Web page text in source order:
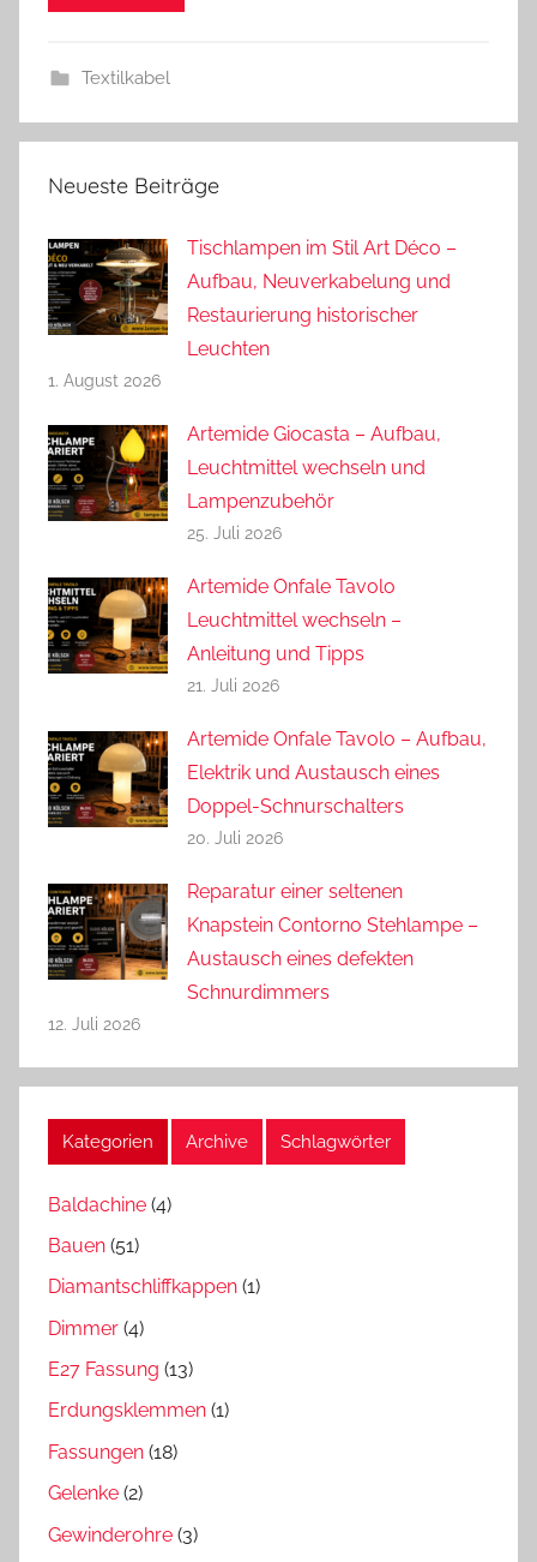
Textilkabel
Neueste Beiträge
Tischlampen im Stil Art Déco –
Aufbau, Neuverkabelung und
Restaurierung historischer
Leuchten
1. August 2026
Artemide Giocasta – Aufbau,
Leuchtmittel wechseln und
Lampenzubehör
25. Juli 2026
Artemide Onfale Tavolo
Leuchtmittel wechseln –
Anleitung und Tipps
21. Juli 2026
Artemide Onfale Tavolo – Aufbau,
Elektrik und Austausch eines
Doppel-Schnurschalters
20. Juli 2026
Reparatur einer seltenen
Knapstein Contorno Stehlampe –
Austausch eines defekten
Schnurdimmers
12. Juli 2026
Kategorien Archive Schlagwörter
Baldachine (4)
Bauen (51)
Diamantschliffkappen (1)
Dimmer (4)
E27 Fassung (13)
Erdungsklemmen (1)
Fassungen (18)
Gelenke (2)
Gewinderohre (3)